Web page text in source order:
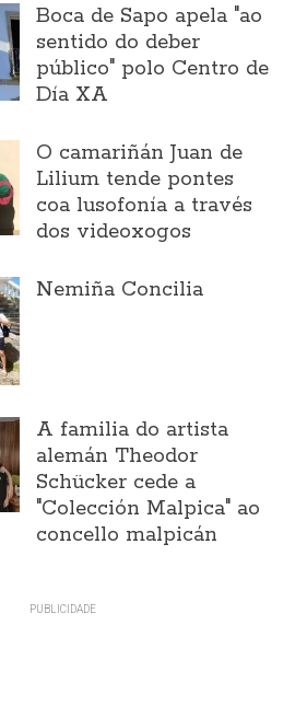
Boca de Sapo apela "ao
sentido do deber
público" polo Centro de
Día XA
O camariñán Juan de
Lilium tende pontes
coa lusofonía a través
dos videoxogos
Nemiña Concilia
A familia do artista
alemán Theodor
Schücker cede a
"Colección Malpica" ao
concello malpicán